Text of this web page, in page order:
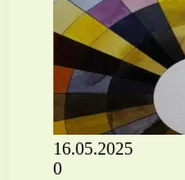
16.05.2025
0